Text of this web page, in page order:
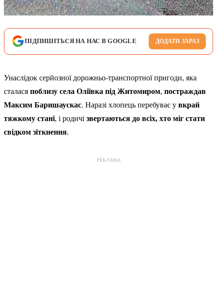
ПІДПИШІТЬСЯ НА НАС В GOOGLE ДОДАТИ ЗАРАЗ
Унаслідок серйозної дорожньо-транспортної пригоди, яка
сталася поблизу села Оліївка під Житомиром, постраждав
Максим Баришаускас. Наразі хлопець перебуває у вкрай
тяжкому стані, і родичі звертаються до всіх, хто міг стати
свідком зіткнення.
РЕКЛАМА